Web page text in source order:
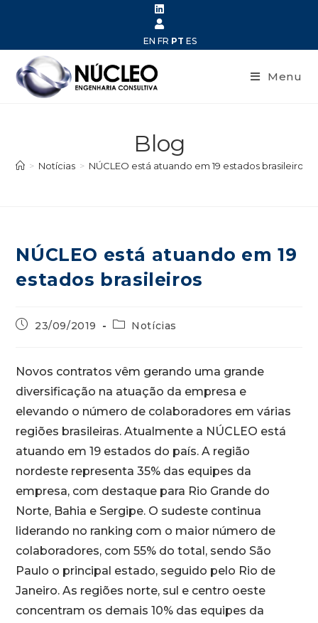
EN FR PT ES
Menu
Blog
> Notícias > NÚCLEO está atuando em 19 estados brasileiros
NÚCLEO está atuando em 19
estados brasileiros
23/09/2019 Notícias
Novos contratos vêm gerando uma grande
diversificação na atuação da empresa e
elevando o número de colaboradores em várias
regiões brasileiras. Atualmente a NÚCLEO está
atuando em 19 estados do país. A região
nordeste representa 35% das equipes da
empresa, com destaque para Rio Grande do
Norte, Bahia e Sergipe. O sudeste continua
liderando no ranking com o maior número de
colaboradores, com 55% do total, sendo São
Paulo o principal estado, seguido pelo Rio de
Janeiro. As regiões norte, sul e centro oeste
concentram os demais 10% das equipes da